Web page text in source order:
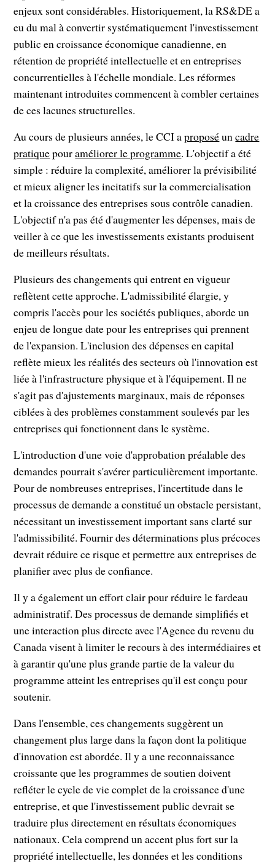
enjeux sont considérables. Historiquement, la RS&DE a
eu du mal à convertir systématiquement l'investissement
public en croissance économique canadienne, en
rétention de propriété intellectuelle et en entreprises
concurrentielles à l'échelle mondiale. Les réformes
maintenant introduites commencent à combler certaines
de ces lacunes structurelles.
Au cours de plusieurs années, le CCI aproposéuncadre
pratiquepouraméliorer le programme. L'objectif a été
simple : réduire la complexité, améliorer la prévisibilité
et mieux aligner les incitatifs sur la commercialisation
et la croissance des entreprises sous contrôle canadien.
L'objectif n'a pas été d'augmenter les dépenses, mais de
veiller à ce que les investissements existants produisent
de meilleurs résultats.
Plusieurs des changements qui entrent en vigueur
reflètent cette approche. L'admissibilité élargie, y
compris l'accès pour les sociétés publiques, aborde un
enjeu de longue date pour les entreprises qui prennent
de l'expansion. L'inclusion des dépenses en capital
reflète mieux les réalités des secteurs où l'innovation est
liée à l'infrastructure physique et à l'équipement. Il ne
s'agit pas d'ajustements marginaux, mais de réponses
ciblées à des problèmes constamment soulevés par les
entreprises qui fonctionnent dans le système.
L'introduction d'une voie d'approbation préalable des
demandes pourrait s'avérer particulièrement importante.
Pour de nombreuses entreprises, l'incertitude dans le
processus de demande a constitué un obstacle persistant,
nécessitant un investissement important sans clarté sur
l'admissibilité. Fournir des déterminations plus précoces
devrait réduire ce risque et permettre aux entreprises de
planifier avec plus de confiance.
Il y a également un effort clair pour réduire le fardeau
administratif. Des processus de demande simplifiés et
une interaction plus directe avec l'Agence du revenu du
Canada visent à limiter le recours à des intermédiaires et
à garantir qu'une plus grande partie de la valeur du
programme atteint les entreprises qu'il est conçu pour
soutenir.
Dans l'ensemble, ces changements suggèrent un
changement plus large dans la façon dont la politique
d'innovation est abordée. Il y a une reconnaissance
croissante que les programmes de soutien doivent
refléter le cycle de vie complet de la croissance d'une
entreprise, et que l'investissement public devrait se
traduire plus directement en résultats économiques
nationaux. Cela comprend un accent plus fort sur la
propriété intellectuelle, les données et les conditions